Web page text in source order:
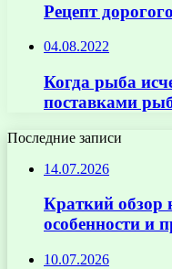
Рецепт
04.08.2022
Когда рыба
поставками
Последние записи
14.07.2026
Краткий
особенности и
10.07.2026